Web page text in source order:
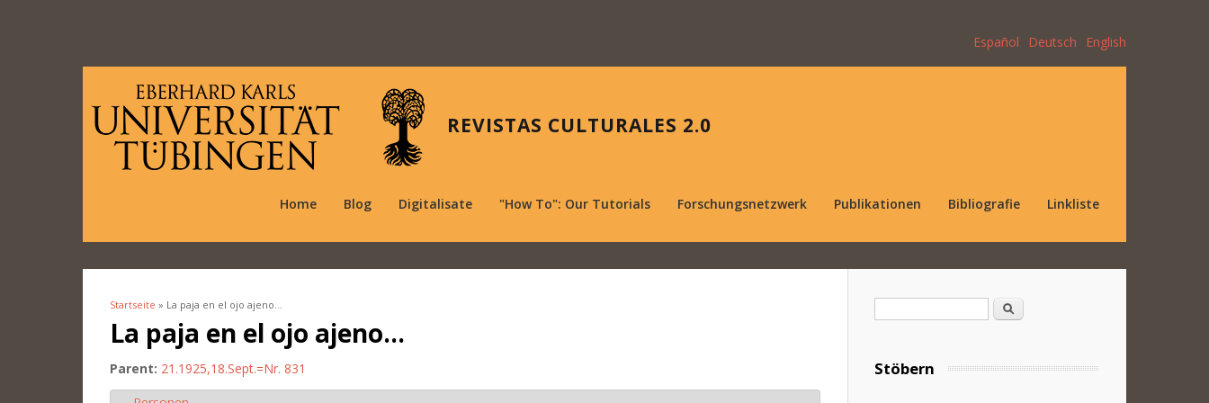
Español Deutsch English
REVISTAS CULTURALES 2.0
Home Blog Digitalisate "How To": Our Tutorials Forschungsnetzwerk Publikationen Bibliografie Linkliste
Sie sind hier
Startseite » La paja en el ojo ajeno...
La paja en el ojo ajeno...
Parent: 21.1925,18.Sept.=Nr. 831
Suche
Stöbern